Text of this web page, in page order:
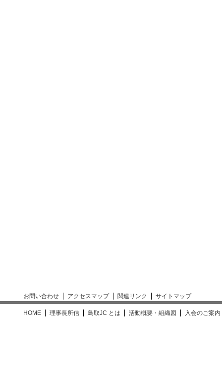
お問い合わせ アクセスマップ 関連リンク サイトマップ
HOME 理事長所信 鳥取JC とは 活動概要・組織図 入会のご案内